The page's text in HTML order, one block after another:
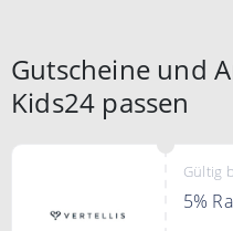
Gutscheine und
Kids24 passen
Gültig
5%